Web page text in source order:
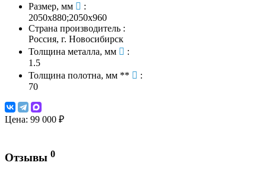
Размер, мм
:
2050х880;2050х960
Страна производитель :
Россия, г. Новосибирск
Толщина металла, мм
:
1.5
Толщина полотна, мм **
:
70
Цена: 99 000 ₽
Отзывы 0